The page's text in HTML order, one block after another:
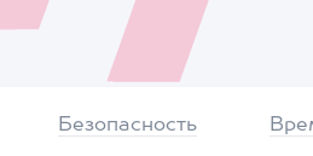
Безопасность